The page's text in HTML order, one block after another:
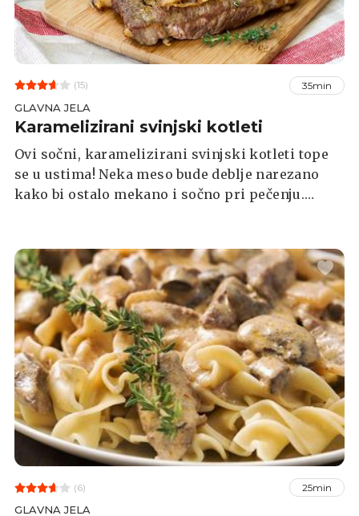
(15) 35min
GLAVNA JELA
Karamelizirani svinjski kotleti
Ovi sočni, karamelizirani svinjski kotleti tope
se u ustima! Neka meso bude deblje narezano
kako bi ostalo mekano i sočno pri pečenju.
(6) 25min
GLAVNA JELA